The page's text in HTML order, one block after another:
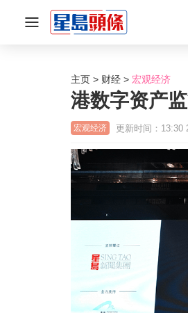
主页 财经 宏观经济
港数字资产
宏观经济 更新时间：13:30